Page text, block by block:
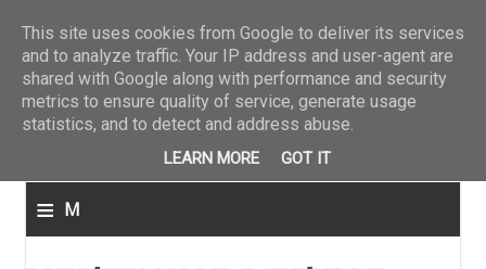
≡ M
This site uses cookies from Google to deliver its services
and to analyze traffic. Your IP address and user-agent are
shared with Google along with performance and security
metrics to ensure quality of service, generate usage
statistics, and to detect and address abuse.
LEARN MORE GOT IT